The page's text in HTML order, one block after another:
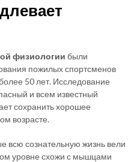
физиологии были
пожилых спортсменов
50 лет. Исследование
и всем известный
сохранить хорошее
возрасте.
всю сознательную жизнь вели
уровне схожи с мышцами